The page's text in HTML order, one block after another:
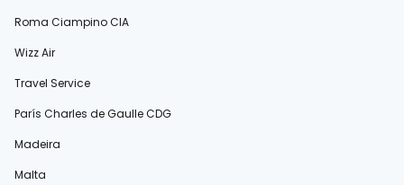
Roma Ciampino CIA
Wizz Air
Travel Service
París Charles de Gaulle CDG
Madeira
Malta